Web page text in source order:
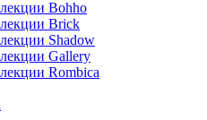
Bohho
Brick
Shadow
Gallery
Rombica